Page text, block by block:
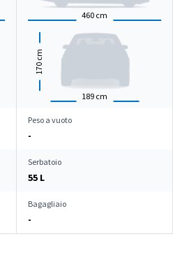
460 cm
189 cm
170
cm
Peso a vuoto
-
Serbatoio
55 L
Bagagliaio
-